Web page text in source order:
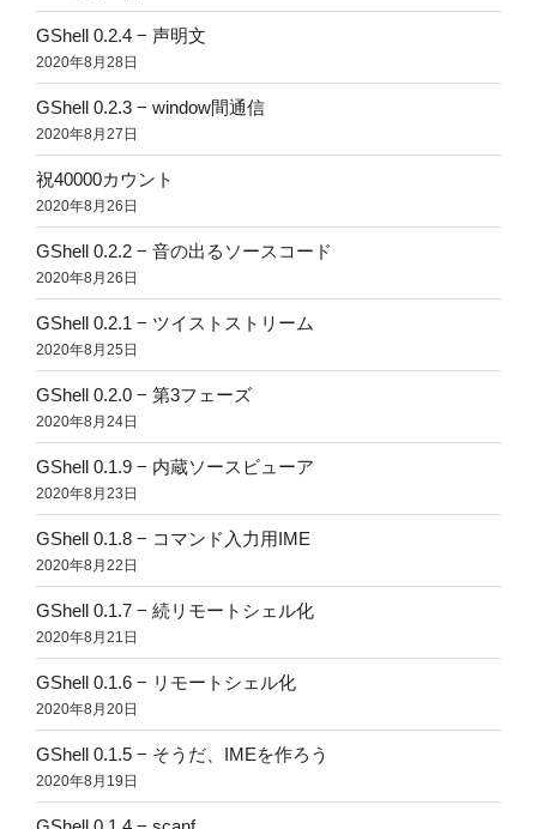
GShell 0.2.4 − 声明文
2020年8月28日
GShell 0.2.3 − window間通信
2020年8月27日
祝40000カウント
2020年8月26日
GShell 0.2.2 − 音の出るソースコード
2020年8月26日
GShell 0.2.1 − ツイストストリーム
2020年8月25日
GShell 0.2.0 − 第3フェーズ
2020年8月24日
GShell 0.1.9 − 内蔵ソースビューア
2020年8月23日
GShell 0.1.8 − コマンド入力用IME
2020年8月22日
GShell 0.1.7 − 続リモートシェル化
2020年8月21日
GShell 0.1.6 − リモートシェル化
2020年8月20日
GShell 0.1.5 − そうだ、IMEを作ろう
2020年8月19日